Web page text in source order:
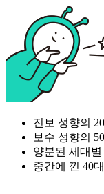
진보 성향의
보수 성향의
양분된 세대
중간에 낀 40